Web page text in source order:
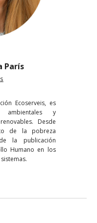
París
Ecoserveis, es
ambientales y
Desde
de la pobreza
la publicación
Humano en los